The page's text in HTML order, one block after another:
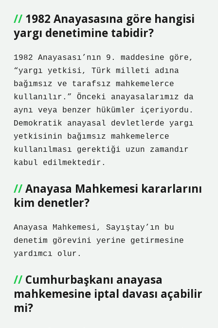
1982 Anayasasına göre hangisi
yargı denetimine tabidir?
1982 Anayasası’nın 9. maddesine göre,
“yargı yetkisi, Türk milleti adına
bağımsız ve tarafsız mahkemelerce
kullanılır.” Önceki anayasalarımız da
aynı veya benzer hükümler içeriyordu.
Demokratik anayasal devletlerde yargı
yetkisinin bağımsız mahkemelerce
kullanılması gerektiği uzun zamandır
kabul edilmektedir.
Anayasa Mahkemesi kararlarını
kim denetler?
Anayasa Mahkemesi, Sayıştay’ın bu
denetim görevini yerine getirmesine
yardımcı olur.
Cumhurbaşkanı anayasa
mahkemesine iptal davası açabilir
mi?